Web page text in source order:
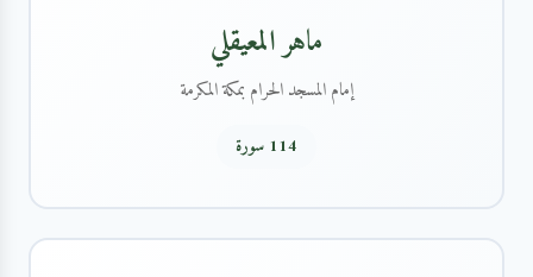
ماهر المعيقلي
إمام المسجد الحرام بمكة المكرمة
114 سورة